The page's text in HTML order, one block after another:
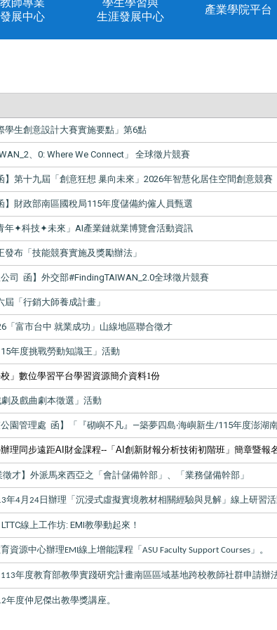
發展中心
生涯發展中心
產業學院平台
學生創意設計大賽實施要點」第6點
、0: Where We Connect」 全球徵片競賽
】第十九屆「創意狂想 巢向未來」2026年智慧化居住空間創意競賽
財政部南區國稅局115年度儲備約僱人員甄選
年✦科技✦未來」AI產業鏈就業博覽會活動資訊
發布「技能競賽實施及獎勵辦法」
司 函】外交部#FindingTAIWAN_2.0全球徵片競賽
屆「行銷大師養成計畫」
「富市台中 就業成功」山線地區聯合徵才
年度挑戰勞動知識王」活動
」數位學習平台學習資源簡介資料1份
及戲曲劇本徵選」活動
園管理處 函】「『砌嶼不凡』—築夢四島‧海嶼新生/115年度澎湖
辦理同步遠距AI財金課程--「AI創新財報分析技術初階班」簡章暨報
徵才】外派馬來西亞之「會計儲備幹部」、「業務儲備幹部」
年4月24 日辦理「沉浸式虛擬實境教材相關經驗與見解」線上研習活
線上工作坊: EMI教學動起來！
資源中心辦理EMI線上增能課程「ASU Faculty Support Courses 」。
113年度教育部教學實踐研究計畫南區區域基地跨校教師社群申請辦
年度仲尼傑出教學獎講座。